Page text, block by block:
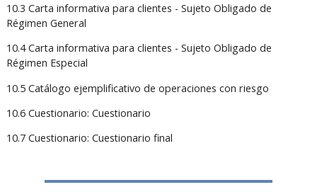
10.3 Carta informativa para clientes - Sujeto Obligado de
Régimen General
10.4 Carta informativa para clientes - Sujeto Obligado de
Régimen Especial
10.5 Catálogo ejemplificativo de operaciones con riesgo
10.6 Cuestionario: Cuestionario
10.7 Cuestionario: Cuestionario final